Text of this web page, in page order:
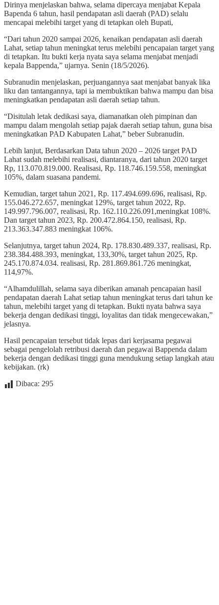
Dirinya menjelaskan bahwa, selama dipercaya menjabat Kepala
Bapenda 6 tahun, hasil pendapatan asli daerah (PAD) selalu
mencapai melebihi target yang di tetapkan oleh Bupati,
“Dari tahun 2020 sampai 2026, kenaikan pendapatan asli daerah
Lahat, setiap tahun meningkat terus melebihi pencapaian target yang
di tetapkan. Itu bukti kerja nyata saya selama menjabat menjadi
kepala Bappenda,” ujarnya. Senin (18/5/2026).
Subranudin menjelaskan, perjuangannya saat menjabat banyak lika
liku dan tantangannya, tapi ia membuktikan bahwa mampu dan bisa
meningkatkan pendapatan asli daerah setiap tahun.
“Disitulah letak dedikasi saya, diamanatkan oleh pimpinan dan
mampu dalam mengolah setiap pajak daerah setiap tahun, guna bisa
meningkatkan PAD Kabupaten Lahat,” beber Subranudin.
Lebih lanjut, Berdasarkan Data tahun 2020 – 2026 target PAD
Lahat sudah melebihi realisasi, diantaranya, dari tahun 2020 target
Rp, 113.070.819.000. Realisasi, Rp. 118.746.159.558, meningkat
105%, dalam suasana pandemi.
Kemudian, target tahun 2021, Rp. 117.494.699.696, realisasi, Rp.
155.046.272.657, meningkat 129%, target tahun 2022, Rp.
149.997.796.007, realisasi, Rp. 162.110.226.091,meningkat 108%.
Dan target tahun 2023, Rp. 200.472.864.150, realisasi, Rp.
213.363.347.883 meningkat 106%.
Selanjutnya, target tahun 2024, Rp. 178.830.489.337, realisasi, Rp.
238.384.488.393, meningkat, 133,30%, target tahun 2025, Rp.
245.170.874.034. realisasi, Rp. 281.869.861.726 meningkat,
114,97%.
“Alhamdulillah, selama saya diberikan amanah pencapaian hasil
pendapatan daerah Lahat setiap tahun meningkat terus dari tahun ke
tahun, melebihi target yang di tetapkan. Bukti nyata bahwa saya
bekerja dengan dedikasi tinggi, loyalitas dan tidak mengecewakan,”
jelasnya.
Hasil pencapaian tersebut tidak lepas dari kerjasama pegawai
sebagai pengelolah retribusi daerah dan pegawai Bappenda dalam
bekerja dengan dedikasi tinggi guna mendukung setiap langkah atau
kebijakan. (rk)
Dibaca: 295